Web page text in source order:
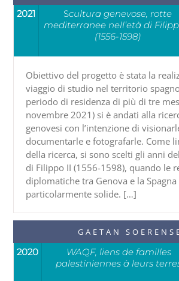
2021 Scultura genevose, rotte
mediterranee nell’età di
(1556-1598)
Obiettivo del progetto è stata la
viaggio di studio nel territorio
periodo di residenza di più di tre
novembre 2021) si è andati alla
genovesi con l’intenzione di
documentarle e fotografarle. Come
della ricerca, si sono scelti gli anni
di Filippo II (1556-1598), quando le
diplomatiche tra Genova e la Spagna
particolarmente solide. […]
GAETAN
2020
WAQF, liens de familles
palestiniennes à leurs